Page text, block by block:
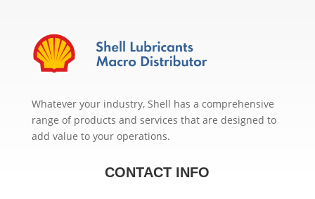
Whatever your industry, Shell has a comprehensive
range of products and services that are designed to
add value to your operations.
CONTACT INFO